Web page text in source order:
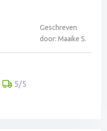
Geschreven
door: Maaike S.
5/5